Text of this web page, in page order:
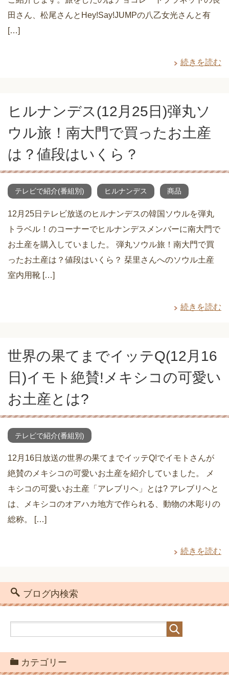
田さん、松尾さんとHey!Say!JUMPの八乙女光さんと有
[…]
続きを読む
ヒルナンデス(12月25日)弾丸ソ
ウル旅！南大門で買ったお土産
は？値段はいくら？
テレビで紹介(番組別) ヒルナンデス 商品
12月25日テレビ放送のヒルナンデスの韓国ソウルを弾丸
トラベル！のコーナーでヒルナンデスメンバーに南大門で
お土産を購入していました。 弾丸ソウル旅！南大門で買
ったお土産は？値段はいくら？ 栞里さんへのソウル土産
室内用靴 […]
続きを読む
世界の果てまでイッテQ(12月16
日)イモト絶賛!メキシコの可愛い
お土産とは?
テレビで紹介(番組別)
12月16日放送の世界の果てまでイッテQ!でイモトさんが
絶賛のメキシコの可愛いお土産を紹介していました。 メ
キシコの可愛いお土産「アレブリヘ」とは? アレブリヘと
は、メキシコのオアハカ地方で作られる、動物の木彫りの
総称。 […]
続きを読む
ブログ内検索
カテゴリー